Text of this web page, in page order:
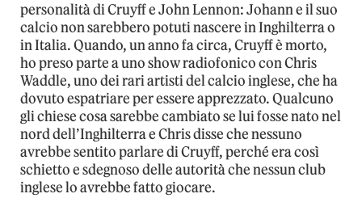
personalità di Cruyff e John Lennon: Johann e il suo
calcio non sarebbero potuti nascere in Inghilterra o
in Italia. Quando, un anno fa circa, Cruyff è morto,
ho preso parte a uno show radiofonico con Chris
Waddle, uno dei rari artisti del calcio inglese, che ha
dovuto espatriare per essere apprezzato. Qualcuno
gli chiese cosa sarebbe cambiato se lui fosse nato nel
nord dell’Inghilterra e Chris disse che nessuno
avrebbe sentito parlare di Cruyff, perché era così
schietto e sdegnoso delle autorità che nessun club
inglese lo avrebbe fatto giocare.